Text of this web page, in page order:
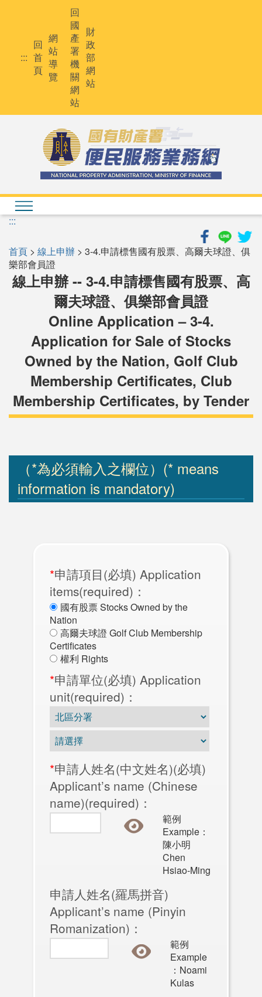
:::
回
首
頁
網
站
導
覽
回
國
產
署
機
關
網
站
財
政
部
網
站
:::
首頁 > 線上申辦 > 3-4.申請標售國有股票、高爾夫球證、俱
樂部會員證
線上申辦 -- 3-4.申請標售國有股票、高
爾夫球證、俱樂部會員證
Online Application – 3-4.
Application for Sale of Stocks
Owned by the Nation, Golf Club
Membership Certificates, Club
Membership Certificates, by Tender
（*為必須輸入之欄位）(* means
information is mandatory)
*申請項目(必填) Application
items(required)：
國有股票 Stocks Owned by the
Nation
高爾夫球證 Golf Club Membership
Certificates
權利 Rights
*申請單位(必填) Application
unit(required)：
*申請人姓名(中文姓名)(必填)
Applicant’s name (Chinese
name)(required)：
範例
Example：
陳小明
Chen
Hsiao-Ming
申請人姓名(羅馬拼音)
Applicant’s name (Pinyin
Romanization)：
範例
Example
：Noami
Kulas